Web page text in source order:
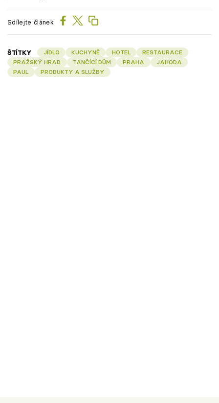
Sdílejte článek
ŠTÍTKY JÍDLO KUCHYNĚ HOTEL
RESTAURACE
PRAŽSKÝ HRAD
TANČÍCÍ DŮM PRAHA
JAHODA
PAUL
PRODUKTY A SLUŽBY